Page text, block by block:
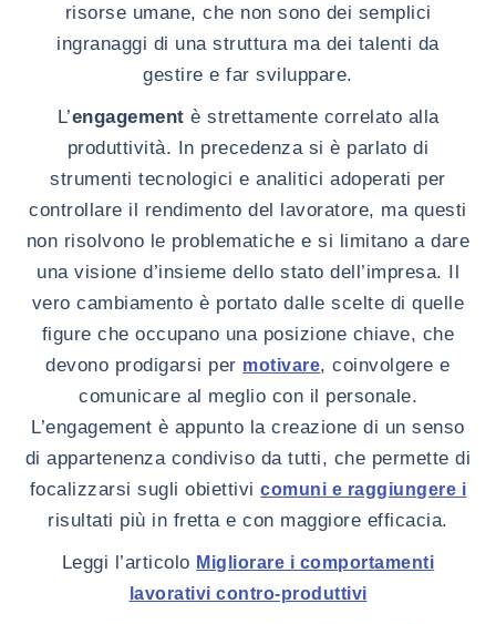
risorse umane, che non sono dei semplici
ingranaggi di una struttura ma dei talenti da
gestire e far sviluppare.
L’engagement è strettamente correlato alla
produttività. In precedenza si è parlato di
strumenti tecnologici e analitici adoperati per
controllare il rendimento del lavoratore, ma questi
non risolvono le problematiche e si limitano a dare
una visione d’insieme dello stato dell’impresa. Il
vero cambiamento è portato dalle scelte di quelle
figure che occupano una posizione chiave, che
devono prodigarsi per motivare, coinvolgere e
comunicare al meglio con il personale.
L’engagement è appunto la creazione di un senso
di appartenenza condiviso da tutti, che permette di
focalizzarsi sugli obiettivicomuni e raggiungere i
risultati più in fretta e con maggiore efficacia.
Leggi l’articolo Migliorare i comportamenti
lavorativi contro-produttivi